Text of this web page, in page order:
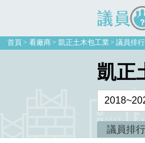
議員好好看
首頁 看廠商 凱正土木包工業 議員排
凱正
議員排行